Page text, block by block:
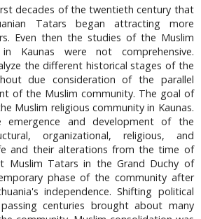
decades of the twentieth century that
Tatars began attracting more
Even then the studies of the Muslim
Kaunas were not comprehensive.
the different historical stages of the
due consideration of the parallel
of the Muslim community. The goal of
Muslim religious community in Kaunas.
and development of the
organizational, religious, and
and their alterations from the time of
Muslim Tatars in the Grand Duchy of
phase of the community after
independence. Shifting political
centuries brought about many